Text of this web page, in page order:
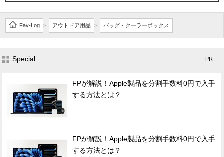
Fav-Log > アウトドア用品 > バッグ・クーラーボックス
Special - PR -
FPが解説！Apple製品を分割手数料0円で入手
する方法とは？
FPが解説！Apple製品を分割手数料0円で入手
する方法とは？